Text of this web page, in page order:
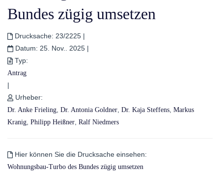
Bundes zügig umsetzen
Drucksache: 23/2225 |
Datum: 25. Nov.. 2025 |
Typ:
Antrag
|
Urheber:
Dr. Anke Frieling Dr. Antonia Goldner Dr. Kaja Steffens Markus
Kranig Philipp Heißner Ralf Niedmers
Hier können Sie die Drucksache einsehen:
Wohnungsbau-Turbo des Bundes zügig umsetzen